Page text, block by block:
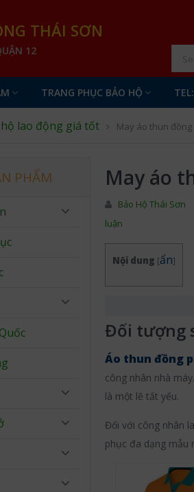
THÁI SƠN
12
TRANG PHỤC BẢO HỘ
lao động giá tốt May áo thun
May áo
Bảo Hộ Thái Sơn
luận
Nội dung [ẩn]
Đối tượng
Áo thun đồng
công nhân nhà
là một lẽ tất yếu.
Đối với công nhân
phục đa dạng mẫu
PHẨM